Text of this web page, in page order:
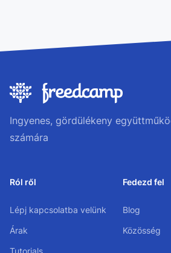
Ingyenes, gördülékeny
számára
Ról ről
Lépj kapcsolatba velünk
Árak
Tutorials
Fedezd fel
Blog
Közösség